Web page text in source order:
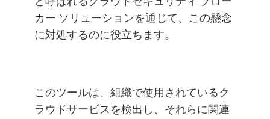
カー ソリューションを通じて、この懸念
に対処するのに役立ちます。
このツールは、組織で使用されているク
ラウドサービスを検出し、それらに関連